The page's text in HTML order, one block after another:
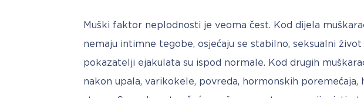
Muški faktor neplodnosti je veoma čest. Kod dijela
nemaju intimne tegobe, osjećaju se stabilno, seksualni
pokazatelji ejakulata su ispod normale. Kod drugih
nakon upala, varikokele, povreda, hormonskih poremećaja,